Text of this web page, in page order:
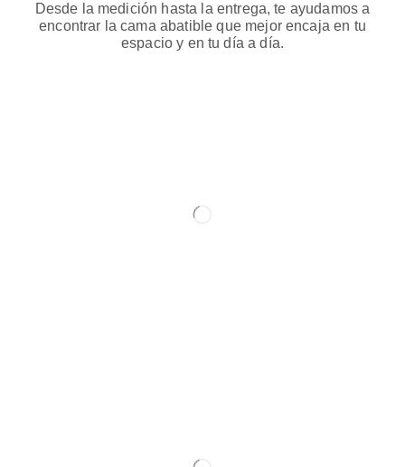
Desde la medición hasta la entrega, te ayudamos a
encontrar la cama abatible que mejor encaja en tu
espacio y en tu día a día.